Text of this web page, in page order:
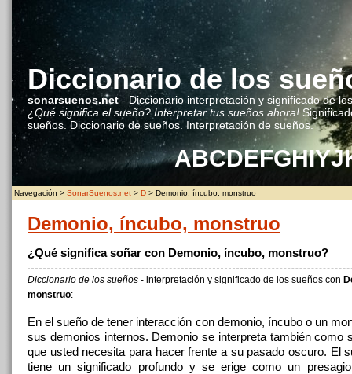
Diccionario de los
sonarsuenos.net- Diccionario interpretación y significado de
¿Qué significa el sueño? Interpretar tus sueños ahora!
sueños. Diccionario de sueños. Interpretación de sueños.
ABCDEFGHIYJ
Navegación > SonarSuenos.net > D > Demonio, íncubo, monstruo
Demonio, íncubo, monstruo
¿Qué significa soñar con Demonio, íncubo, monstruo?
Diccionario de los sueños - interpretación y significado de los sueños con
monstruo:
En el sueño de tener interacción con demonio, íncubo o un
sus demonios internos. Demonio se interpreta también como
que usted necesita para hacer frente a su pasado oscuro. El
tiene un significado profundo y se erige como un